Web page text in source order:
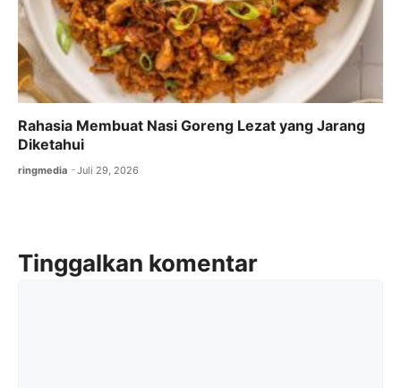
Rahasia Membuat Nasi Goreng Lezat yang Jarang
Diketahui
ringmedia Juli 29, 2026
Tinggalkan komentar